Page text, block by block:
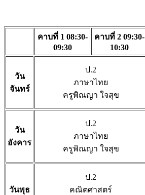
คาบที่ 1 08:30-
09:30
คาบที่ 2 09:30-
10:30
วัน
จันทร์
ป.2
ภาษาไทย
ครูพิณญา ใจสุข
วัน
อังคาร
ป.2
ภาษาไทย
ครูพิณญา ใจสุข
วันพุธ
ป.2
คณิตศาสตร์